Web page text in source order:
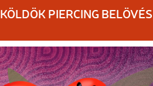
KÖLDÖK PIERCING BELÖVÉS